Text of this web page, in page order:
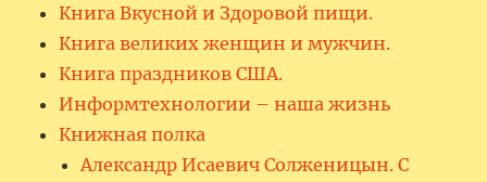
Книга Вкусной и Здоровой пищи.
Книга великих женщин и мужчин.
Книга праздников США.
Информтехнологии – наша жизнь
Книжная полка
Александр Исаевич Солженицын. С